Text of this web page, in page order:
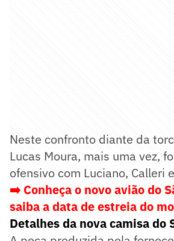
Neste confronto diante da
Lucas Moura, mais uma vez,
ofensivo com Luciano, Calleri
➡️ Conheça o novo avião do
saiba a data de estreia do
Detalhes da nova camisa do